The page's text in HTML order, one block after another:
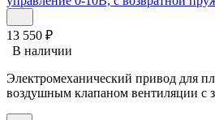
13 550 ₽
В наличии
Электромеханический привод для
воздушным клапаном вентиляции с